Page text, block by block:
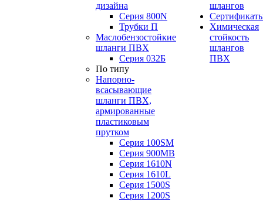
дизайна
Серия 800N
Трубки П
Маслобензостойкие
шланги ПВХ
Серия 032Б
По типу
Напорно-
всасывающие
шланги ПВХ,
армированные
пластиковым
прутком
Серия 100SM
Серия 900MB
Серия 1610N
Серия 1610L
Серия 1500S
Серия 1200S
шлангов
Химическая
стойкость
шлангов
ПВХ